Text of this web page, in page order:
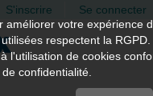
S'inscrire Se connecter
améliorer votre expérience
respectent la
l'utilisation de cookies
confidentialité.